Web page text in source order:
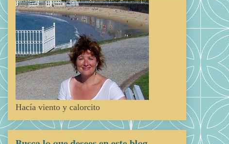
Hacía viento y calorcito